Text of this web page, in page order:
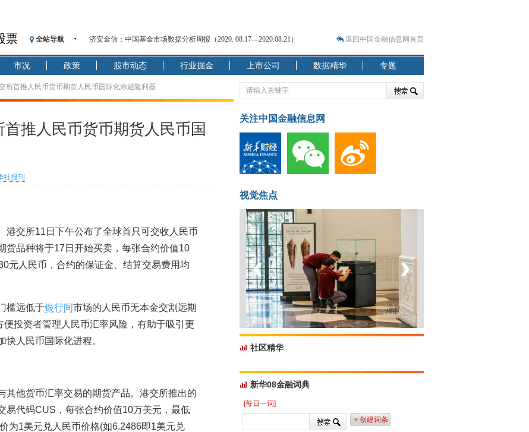
票 全站导航
济安金信：中国基金市场数据分析周报（2020. 08.17—2020.08.21）
【见·闻】疫情下，新加坡旅游业步履维艰
记者手记：疫情下的香港零售业如何浴火重生？
【见·闻】疫情下一家香港传统零售商的转型突围之旅
济安金信：中国基金市场数据分析周报（2020. 07.27—2020.07.31）
【新华财经调查】同业存单、结构性存款玩起“跷跷板” 结构性失衡藏
在“隐秘的角落”
央行公开市场净投放300亿元 短端资金利率明显下行
基本面及股市双轮冲击 债市回调十年期债表现最弱
恒生聚源：北斗收官之星发射成功，全产业链解析
返回中国金融信息网首页
市况 政策 股市动态 行业掘金 上市公司 数据精华 专题
所首推人民币货币期货人民币国际化添避险利器
首推人民币货币期货人民币国
社报刊
港交所11日下午公布了全球首只可交收人民币
货品种将于17日开始买卖，每张合约价值10
元人民币，合约的保证金、结算交易费用均
槛远低于银行间市场的人民币无本金交割远期
投资者管理人民币汇率风险，有助于吸引更
人民币国际化进程。
其他货币汇率交易的期货产品。港交所推出的
易代码CUS，每张合约价值10万美元，最低
为1美元兑人民币价格(如6.2486即1美元兑
关注中国金融信息网
视觉焦点
菲律宾：防疫降级
‹ ›
社区精华
新华08金融词典
[每日一词]
＋创建词条